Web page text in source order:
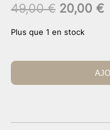
49,00€ Le
initial
49,00 €.
20,00 €Le
Plus que 1 en stock